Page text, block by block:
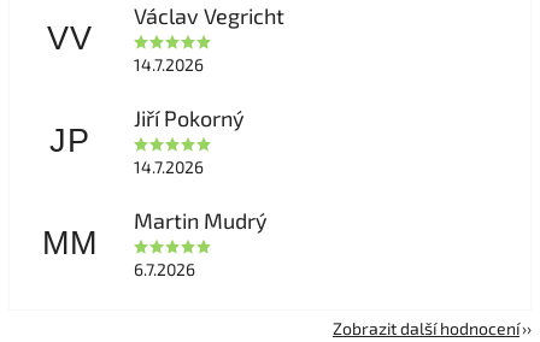
VV
Václav Vegricht
14.7.2026
JP
Jiří Pokorný
14.7.2026
MM
Martin Mudrý
6.7.2026
Zobrazit další hodnocení